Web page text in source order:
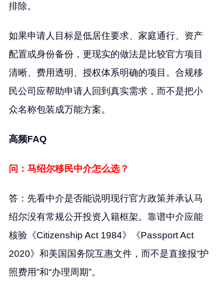
排除。
如果申请人目标是低居住要求、家庭通行、资产
配置或身份备份，更现实的做法是比较官方项目
清晰、费用透明、授权体系明确的项目。合规移
民公司应帮助申请人回到真实需求，而不是把小
众名称包装成万能方案。
高频FAQ
问：马绍尔移民中介怎么选？
答：先看中介是否能说明现行官方政策并承认马
绍尔没有常规公开投资入籍框架。靠谱中介应能
核验《Citizenship Act 1984》《Passport Act
2020》和美国国务院互惠文件，而不是直接报“护
照费用”和“办理周期”。